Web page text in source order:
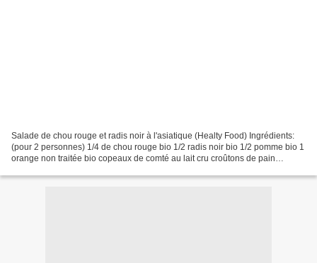
Salade de chou rouge et radis noir à l'asiatique (Healty Food) Ingrédients:
(pour 2 personnes) 1/4 de chou rouge bio 1/2 radis noir bio 1/2 pomme bio 1
orange non traitée bio copeaux de comté au lait cru croûtons de pain